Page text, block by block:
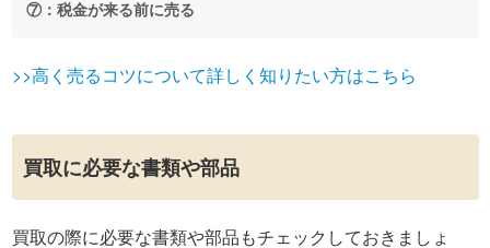
⑦：税金が来る前に売る
>>高く売るコツについて詳しく知りたい方はこちら
買取に必要な書類や部品
買取の際に必要な書類や部品もチェックしておきましょ